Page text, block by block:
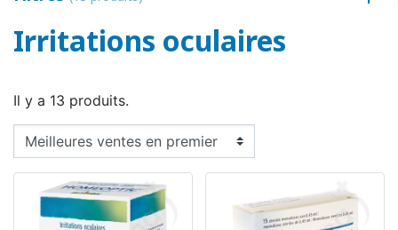
Irritations oculaires
Il y a 13 produits.